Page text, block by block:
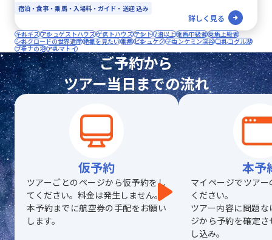
宿泊・食事・乗馬・入場料・ガイド・送迎 込み
詳しく見る
キルギスアシュゲストハウスゲストハウステント7泊以上乗馬中級者乗馬上級者
シルクロードの世界遺産絶景を見たい乗馬ビシュケクチョンケミン渓谷コルコグル湖
ブラナの塔アルマトイ
ご予約から
ツアー当日までの流れ
仮予約
ツアーごとのページから仮予約をし
てください。料金は発生しません。
本予約までに航空券の手配をお願い
します。
本予
マイページでツア
ください。
ツアー内容に問題
ジから予約を確定
し込み。